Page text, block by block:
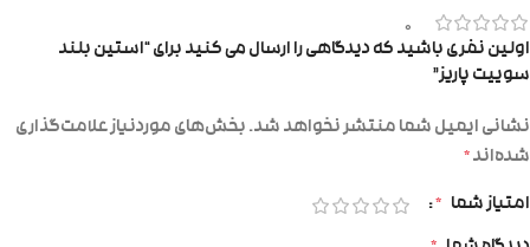
0
اولین نفری باشید که دیدگاهی را ارسال می کنید برای “استین بلند
سوییت پاریز”
نشانی ایمیل شما منتشر نخواهد شد.بخش‌های موردنیاز علامت‌گذاری
شده‌اند*
امتیاز شما *